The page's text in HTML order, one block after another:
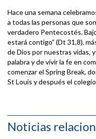
Hace una semana
a todas las personas que
verdadero Pentecostés.
estará contigo” (Dt 31,8),
de Dios por nuestras vidas,
palabra y de vivir la fe en
comenzar el Spring Break,
St Louis y después el
Noticias